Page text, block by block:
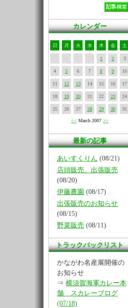
カレンダー
日 月 火 水 木 金 土
1 2 3
4 5 6 7 8 9 10
11 12 13 14 15 16 17
18 19 20 21 22 23 24
25 26 27 28 29 30 31
<< March 2007 >>
最新の記事
あいすくりん (08/21)
店頭販売、出張販売
(08/20)
伊藤農園 (08/17)
出張販売のお知らせ
(08/15)
野菜販売 (08/11)
トラックバックリスト
かながわ名産展開催の
お知らせ
⇒ 横須賀海軍カレー本
舗 スカレーブログ
(07/18)